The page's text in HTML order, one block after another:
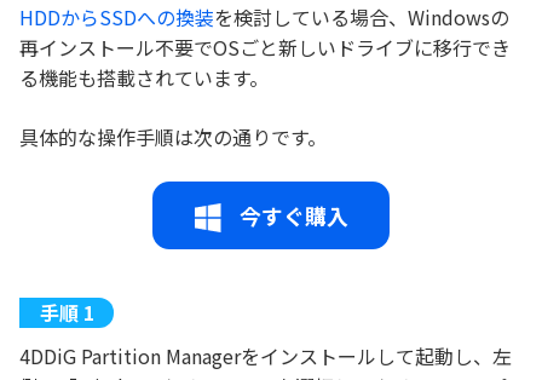
HDDからSSDへの換装を検討している場合、Windowsの
再インストール不要でOSごと新しいドライブに移行でき
る機能も搭載されています。
具体的な操作手順は次の通りです。
今すぐ購入
4DDiG Partition Managerをインストールして起動し、左